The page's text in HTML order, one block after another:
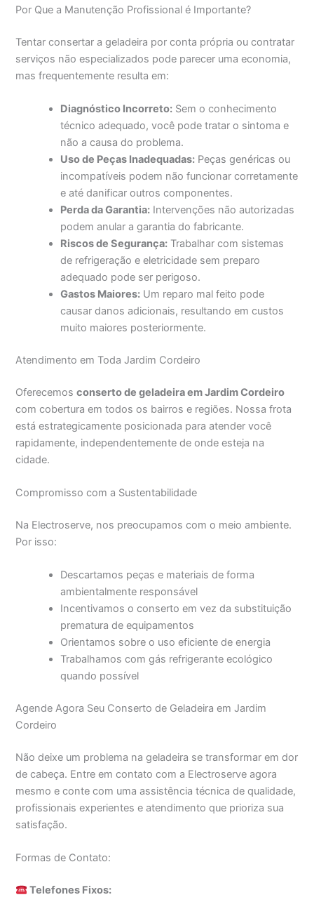
Por Que a Manutenção Profissional é Importante?
Tentar consertar a geladeira por conta própria ou contratar
serviços não especializados pode parecer uma economia,
mas frequentemente resulta em:
Diagnóstico Incorreto: Sem o conhecimento
técnico adequado, você pode tratar o sintoma e
não a causa do problema.
Uso de Peças Inadequadas: Peças genéricas ou
incompatíveis podem não funcionar corretamente
e até danificar outros componentes.
Perda da Garantia: Intervenções não autorizadas
podem anular a garantia do fabricante.
Riscos de Segurança: Trabalhar com sistemas
de refrigeração e eletricidade sem preparo
adequado pode ser perigoso.
Gastos Maiores: Um reparo mal feito pode
causar danos adicionais, resultando em custos
muito maiores posteriormente.
Atendimento em Toda Jardim Cordeiro
Oferecemosconserto de geladeira em Jardim Cordeiro
com cobertura em todos os bairros e regiões. Nossa frota
está estrategicamente posicionada para atender você
rapidamente, independentemente de onde esteja na
cidade.
Compromisso com a Sustentabilidade
Na Electroserve, nos preocupamos com o meio ambiente.
Por isso:
Descartamos peças e materiais de forma
ambientalmente responsável
Incentivamos o conserto em vez da substituição
prematura de equipamentos
Orientamos sobre o uso eficiente de energia
Trabalhamos com gás refrigerante ecológico
quando possível
Agende Agora Seu Conserto de Geladeira em Jardim
Cordeiro
Não deixe um problema na geladeira se transformar em dor
de cabeça. Entre em contato com a Electroserve agora
mesmo e conte com uma assistência técnica de qualidade,
profissionais experientes e atendimento que prioriza sua
satisfação.
Formas de Contato:
Telefones Fixos: